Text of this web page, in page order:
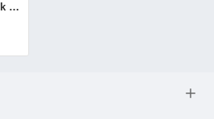
Dripdrop Electrolyte Drink Mix Juicy Variety, Electroliti Cu Diferite Arome, 200 G